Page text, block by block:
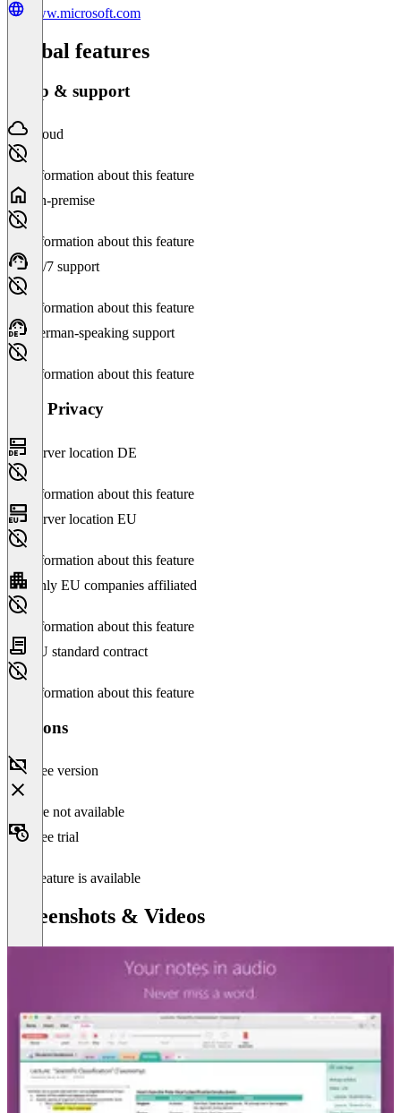
www.microsoft.com
Global features
Setup & support
Cloud
No information about this feature
On-premise
No information about this feature
24/7 support
No information about this feature
German-speaking support
No information about this feature
Data Privacy
Server location DE
No information about this feature
Server location EU
No information about this feature
Only EU companies affiliated
No information about this feature
EU standard contract
No information about this feature
Versions
Free version
Feature not available
Free trial
This feature is available
Screenshots & Videos